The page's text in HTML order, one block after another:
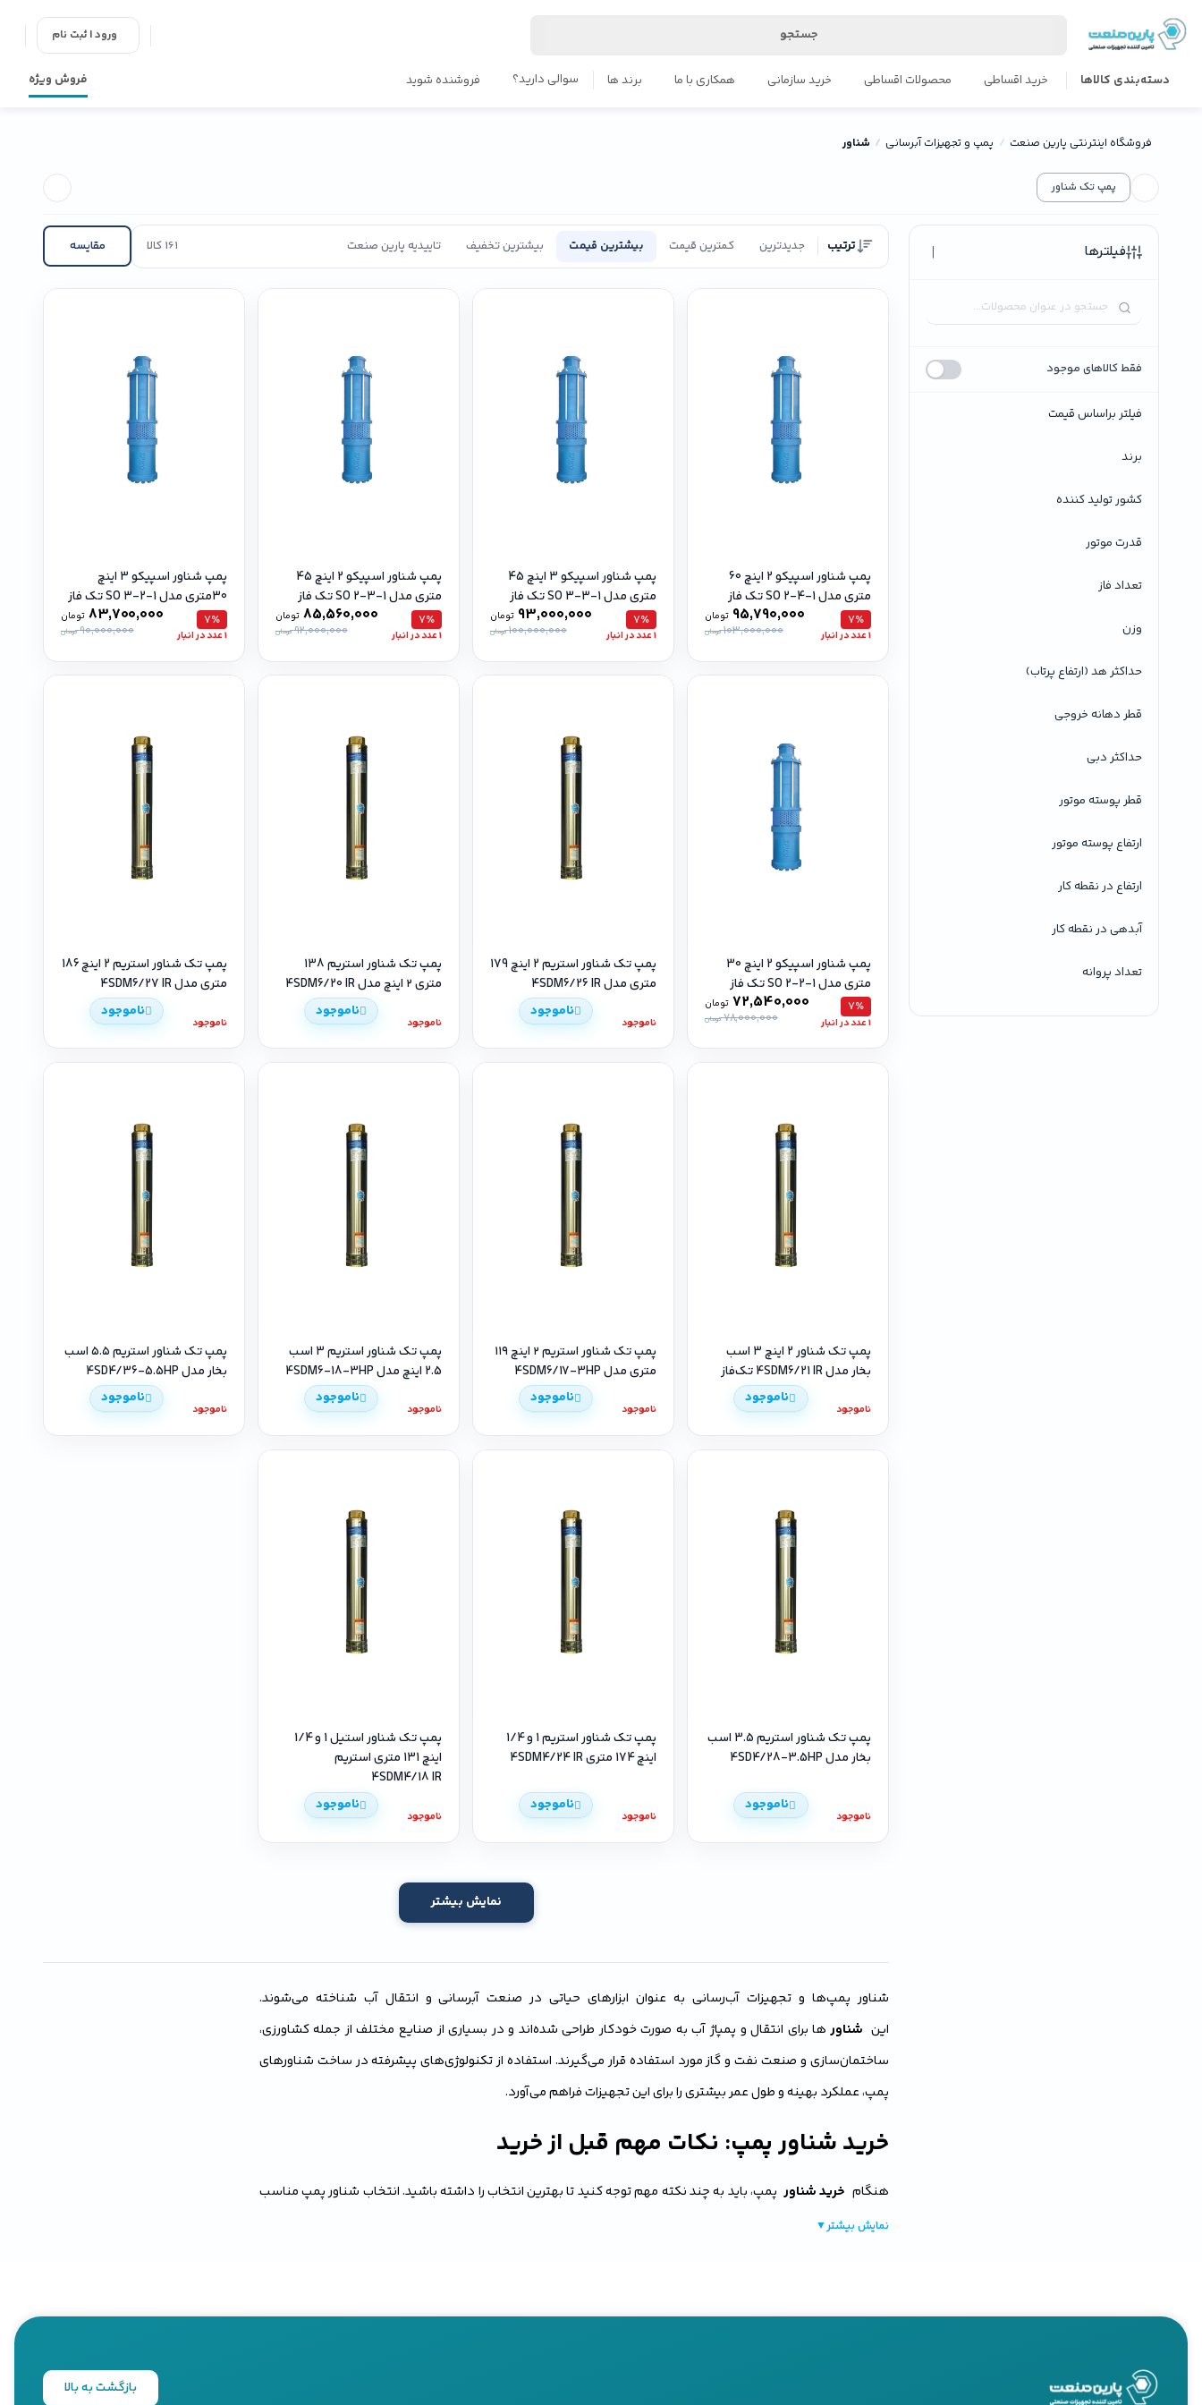
جستجو ورود | ثبت نام
دسته‌بندی کالاها خرید اقساطی محصولات اقساطی خرید سازمانی همکاری با ما برند ها سوالی دارید؟ فروشنده شوید فروش ویژه
فروشگاه اینترنتی پارین صنعت پمپ و تجهیزات آبرسانی شناور
پمپ تک شناور
فیلترها |
فقط کالاهای موجود
فیلتر براساس قیمت
برند
کشور تولید کننده
قدرت موتور
تعداد فاز
وزن
حداکثر هد (ارتفاع پرتاب)
قطر دهانه خروجی
حداکثر دبی
قطر پوسته موتور
ارتفاع پوسته موتور
ارتفاع در نقطه کار
آبدهی در نقطه کار
تعداد پروانه
ترتیب جدیدترین کمترین قیمت بیشترین قیمت بیشترین تخفیف تاییدیه پارین صنعت 161 کالا مقایسه
پمپ شناور اسپیکو 2 اینچ 60
متری مدل SO 2-4-1 تک فاز
7٪
1 عدد در انبار
95,790,000 تومان
103,000,000 تومان
پمپ شناور اسپیکو 3 اینچ 45
متری مدل SO 3-3-1 تک فاز
7٪
1 عدد در انبار
93,000,000 تومان
100,000,000 تومان
پمپ شناور اسپیکو 2 اینچ 45
متری مدل SO 2-3-1 تک فاز
7٪
1 عدد در انبار
85,560,000 تومان
92,000,000 تومان
پمپ شناور اسپیکو 3 اینچ
30متری مدل SO 3-2-1 تک فاز
7٪
1 عدد در انبار
83,700,000 تومان
90,000,000 تومان
پمپ شناور اسپیکو 2 اینچ 30
متری مدل SO 2-2-1 تک فاز
7٪
1 عدد در انبار
72,540,000 تومان
78,000,000 تومان
پمپ تک شناور استریم 2 اینچ 179
متری مدل 4SDM6/26 IR
ناموجود
ناموجود
پمپ تک شناور استریم 138
متری ۲ اینچ مدل 4SDM6/20 IR
ناموجود
ناموجود
پمپ تک شناور استریم 2 اینچ 186
متری مدل 4SDM6/27 IR
ناموجود
ناموجود
پمپ تک شناور 2 اینچ 3 اسب
بخار مدل 4SDM6/21 IR تک‌فاز
ناموجود
ناموجود
پمپ تک شناور استریم ۲ اینچ ۱۱۹
متری مدل 4SDM6/17-3HP
ناموجود
ناموجود
پمپ تک شناور استریم 3 اسب
2.5 اینچ مدل 4SDM6-18-3HP
ناموجود
ناموجود
پمپ تک شناور استریم ۵.۵ اسب
بخار مدل 4SD4/36-5.5HP
ناموجود
ناموجود
پمپ تک شناور استریم 3.5 اسب
بخار مدل 4SD4/28-3.5HP
ناموجود
ناموجود
پمپ تک شناور استریم 1 و 1/4
اینچ 174 متری 4SDM4/24 IR
ناموجود
ناموجود
پمپ تک شناور استیل 1 و 1/4
اینچ 131 متری استریم
4SDM4/18 IR
ناموجود
ناموجود
نمایش بیشتر
شناور پمپ‌ها و تجهیزات آب‌رسانی به عنوان ابزارهای حیاتی در صنعت آبرسانی و انتقال آب شناخته می‌شوند.
این شناور ها برای انتقال و پمپاژ آب به صورت خودکار طراحی شده‌اند و در بسیاری از صنایع مختلف از جمله کشاورزی،
ساختمان‌سازی و صنعت نفت و گاز مورد استفاده قرار می‌گیرند. استفاده از تکنولوژی‌های پیشرفته در ساخت شناورهای
پمپ، عملکرد بهینه و طول عمر بیشتری را برای این تجهیزات فراهم می‌آورد.
خرید شناور پمپ: نکات مهم قبل از خرید
هنگام خرید شناور پمپ، باید به چند نکته مهم توجه کنید تا بهترین انتخاب را داشته باشید. انتخاب شناور پمپ مناسب
می‌تواند تاثیر زیادی بر عملکرد سیستم آبرسانی داشته باشد. در اینجا نکاتی را ذکر می‌کنیم که باید قبل از خرید در نظر
نمایش بیشتر▼
بازگشت به بالا